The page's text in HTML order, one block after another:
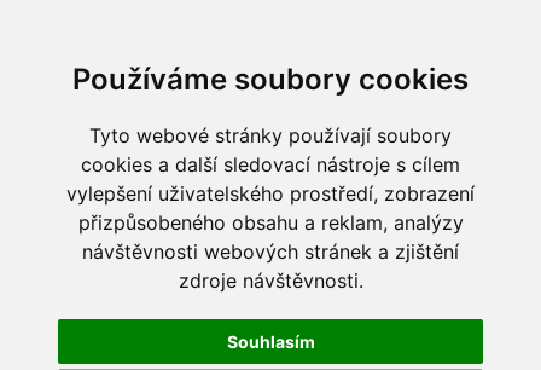
Používáme soubory cookies
Tyto webové stránky používají soubory
cookies a další sledovací nástroje s cílem
vylepšení uživatelského prostředí, zobrazení
přizpůsobeného obsahu a reklam, analýzy
návštěvnosti webových stránek a zjištění
zdroje návštěvnosti.
Souhlasím